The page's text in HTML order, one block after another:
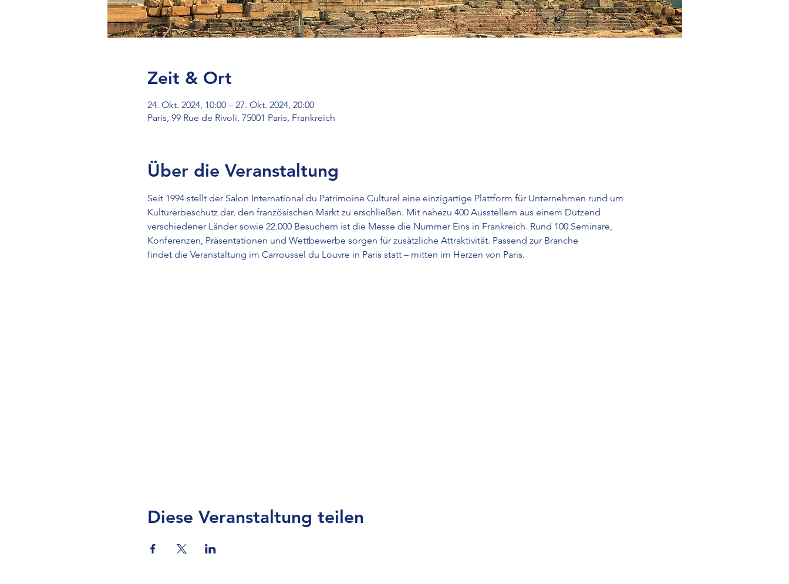
Zeit & Ort
24. Okt. 2024, 10:00 – 27. Okt. 2024, 20:00
Paris, 99 Rue de Rivoli, 75001 Paris, Frankreich
Über die Veranstaltung
Seit 1994 stellt der Salon International du Patrimoine Culturel eine einzigartige Plattform für Unternehmen rund um
Kulturerbeschutz dar, den französischen Markt zu erschließen. Mit nahezu 400 Ausstellern aus einem Dutzend
verschiedener Länder sowie 22.000 Besuchern ist die Messe die Nummer Eins in Frankreich. Rund 100 Seminare,
Konferenzen, Präsentationen und Wettbewerbe sorgen für zusätzliche Attraktivität. Passend zur Branche
findet die Veranstaltung im Carroussel du Louvre in Paris statt – mitten im Herzen von Paris.
Diese Veranstaltung teilen